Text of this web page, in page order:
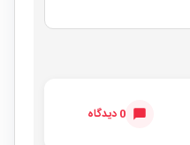
0 دیدگاه